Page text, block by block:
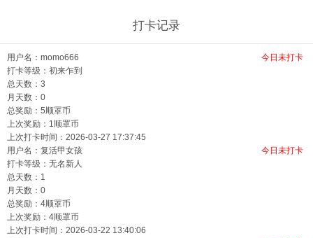
打卡记录
用户名： momo666
今日未打卡
打卡等级：初来乍到
总天数：3
月天数：0
总奖励：5顺罩币
上次奖励：1顺罩币
上次打卡时间：2026-03-27 17:37:45
用户名： 复活甲女孩
今日未打卡
打卡等级：无名新人
总天数：1
月天数：0
总奖励：4顺罩币
上次奖励：4顺罩币
上次打卡时间：2026-03-22 13:40:06